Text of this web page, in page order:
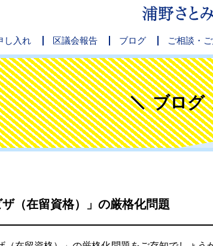
し入れ 区議会報告 ブログ ご相談・
ブログ
ザ（在留資格）」の厳格化問題